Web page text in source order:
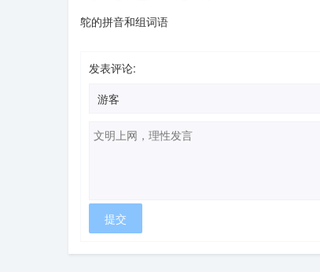
鸵的拼音和组词语
发表评论: